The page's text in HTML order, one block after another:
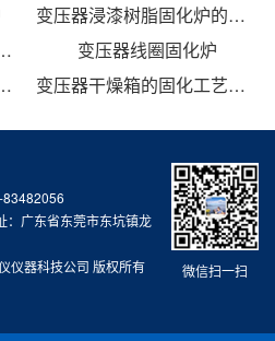
变压器浸漆树脂固化炉的技术方案
的干燥方法
变压器线圈固化炉
制系统设计
变压器干燥箱的固化工艺研究
微信扫一扫
：广东省东莞市东坑镇龙
仪器科技公司 版权所有